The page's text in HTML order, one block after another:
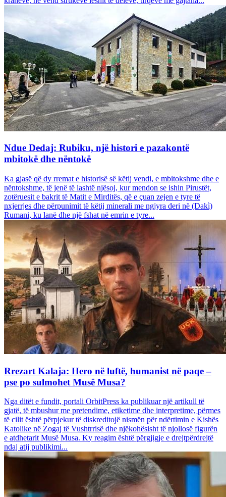
Ndue Dedaj: Rubiku, një histori e pazakontë
mbitokë dhe nëntokë
Ka gjasë që dy rremat e historisë së këtij vendi, e mbitokshme dhe e
nëntokshme, të jenë të lashtë njësoj, kur mendon se ishin Pirustët,
zotëruesit e bakrit të Matit e Mirditës, që e çuan zejen e tyre të
nxjerrjes dhe përpunimit të këtij minerali me ngjyra deri në (Dakì)
Rumani, ku lanë dhe një fshat në emrin e tyre...
Rrezart Kalaja: Hero në luftë, humanist në paqe –
pse po sulmohet Musë Musa?
Nga ditët e fundit, portali OrbitPress ka publikuar një artikull të
gjatë, të mbushur me pretendime, etiketime dhe interpretime, përmes
të cilit është përpjekur të diskreditojë nismën për ndërtimin e Kishës
Katolike në Zogaj të Vushtrrisë dhe njëkohësisht të njollosë figurën
e atdhetarit Musë Musa. Ky reagim është përgjigje e drejtpërdrejtë
ndaj atij publikimi...